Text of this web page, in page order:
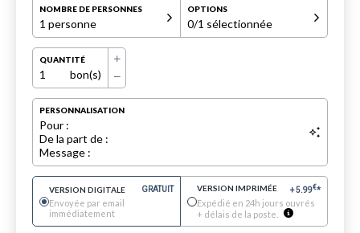
NOMBRE DE PERSONNES
1 personne
OPTIONS
0/1 sélectionnée
QUANTITÉ
1 bon(s)
PERSONNALISATION
Pour :
De la part de :
Message :
VERSION DIGITALE GRATUIT
Envoyée par email
immédiatement
VERSION IMPRIMÉE +5.99€*
Expédié en 24h jours ouvrés
+ délais de la poste.